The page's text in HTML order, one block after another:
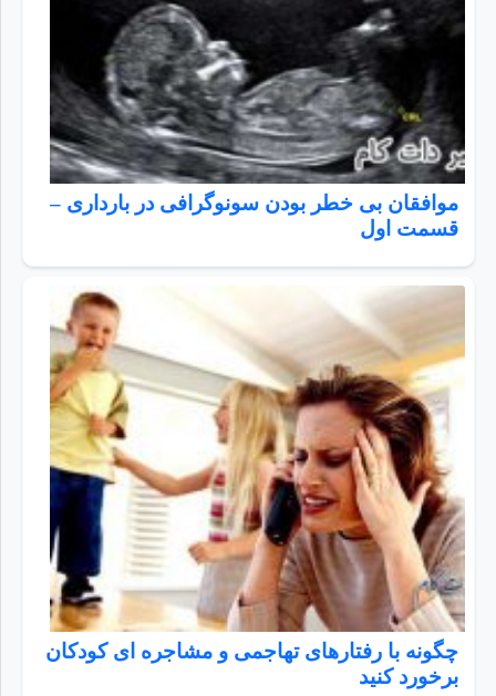
موافقان بی خطر بودن سونوگرافی در بارداری –
قسمت اول
چگونه با رفتارهای تهاجمی و مشاجره ای کودکان
برخورد کنید